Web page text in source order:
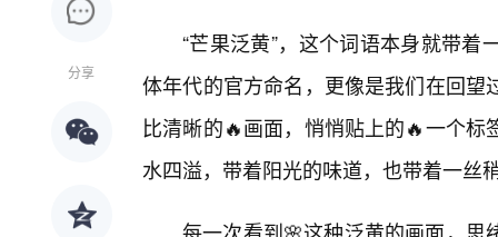
分享
“芒果泛黄”，这个词语本身就带
体年代的官方命名，更像是我们在回
比清晰的🔥画面，悄悄贴上的🔥一个
水四溢，带着阳光的味道，也带着一丝